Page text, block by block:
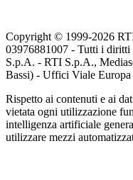
Copyright © 1999-2026
03976881007 - Tutti i diritti
S.p.A. - RTI S.p.A.,
Bassi) - Uffici Viale
Rispetto ai contenuti e ai
vietata ogni utilizzazione
intelligenza artificiale
utilizzare mezzi